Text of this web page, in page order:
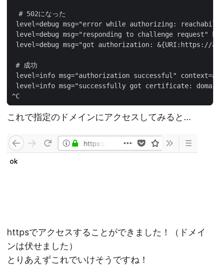
これで指定のドメインにアクセスしてみると…
httpsでアクセスすることができました！（ドメイ
ンは伏せました）
とりあえずこれでいけそうですね！